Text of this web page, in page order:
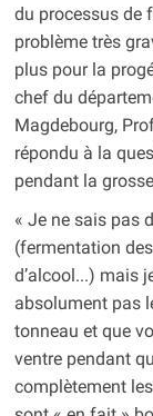
du processus de
problème très
plus pour la
chef du
Magdebourg,
répondu à la
pendant la
« Je ne sais pas
(fermentation
d’alcool...) mais
absolument pas
tonneau et que
ventre pendant
complètement